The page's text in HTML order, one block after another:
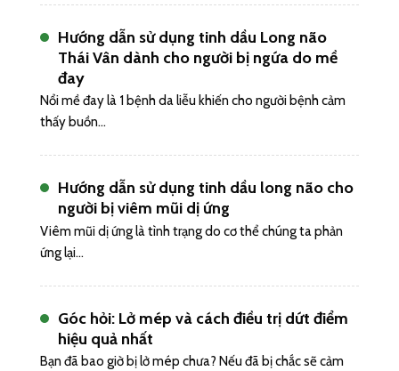
Hướng dẫn sử dụng tinh dầu Long não
Thái Vân dành cho người bị ngứa do mề
đay
Nổi mề đay là 1 bệnh da liễu khiến cho người bệnh cảm
thấy buồn...
Hướng dẫn sử dụng tinh dầu long não cho
người bị viêm mũi dị ứng
Viêm mũi dị ứng là tình trạng do cơ thể chúng ta phản
ứng lại...
Góc hỏi: Lở mép và cách điều trị dứt điểm
hiệu quả nhất
Bạn đã bao giờ bị lở mép chưa? Nếu đã bị chắc sẽ cảm